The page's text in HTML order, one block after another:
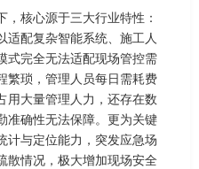
核心源于三大行业特性：
适配复杂智能系统、施工人
式完全无法适配现场管控需
繁琐，管理人员每日需耗费
用大量管理人力，还存在数
准确性无法保障。更为关键
计与定位能力，突发应急场
散情况，极大增加现场安全